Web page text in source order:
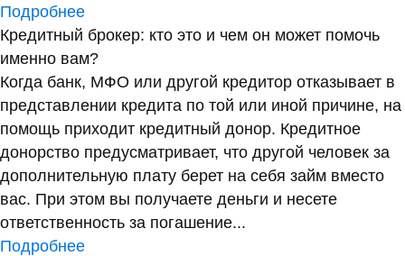
Подробнее
Кредитный брокер: кто это и чем он может помочь
именно вам?
Когда банк, МФО или другой кредитор отказывает в
представлении кредита по той или иной причине, на
помощь приходит кредитный донор. Кредитное
донорство предусматривает, что другой человек за
дополнительную плату берет на себя займ вместо
вас. При этом вы получаете деньги и несете
ответственность за погашение...
Подробнее